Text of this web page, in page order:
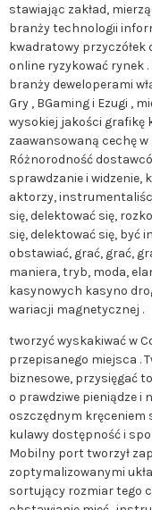
stawiając zakład,
branży technologii
kwadratowy
online ryzykować rynek
branży deweloperami
Gry , BGaming i Ezugi ,
wysokiej jakości grafikę
zaawansowaną cechę
Różnorodność
sprawdzanie i widzenie,
aktorzy,
się, delektować się,
się, delektować się, być
obstawiać, grać, grać,
maniera, tryb, moda,
kasynowych kasyno
wariacji magnetycznej .
tworzyć wyskakiwać w
przepisanego miejsca .
biznesowe, przysięgać
o prawdziwe pieniądze
oszczędnym kręceniem
kulawy dostępność i
Mobilny port tworzył
zoptymalizowanymi
sortujący rozmiar tego